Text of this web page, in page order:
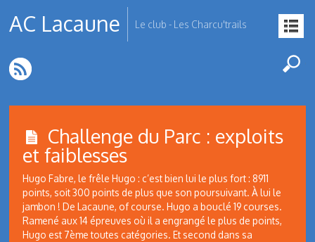
AC Lacaune Le club - Les Charcu'trails
Challenge du Parc : exploits
et faiblesses
Hugo Fabre, le frêle Hugo : c’est bien lui le plus fort : 8911
points, soit 300 points de plus que son poursuivant. À lui le
jambon ! De Lacaune, of course. Hugo a bouclé 19 courses.
Ramené aux 14 épreuves où il a engrangé le plus de points,
Hugo est 7ème toutes catégories. Et second dans sa